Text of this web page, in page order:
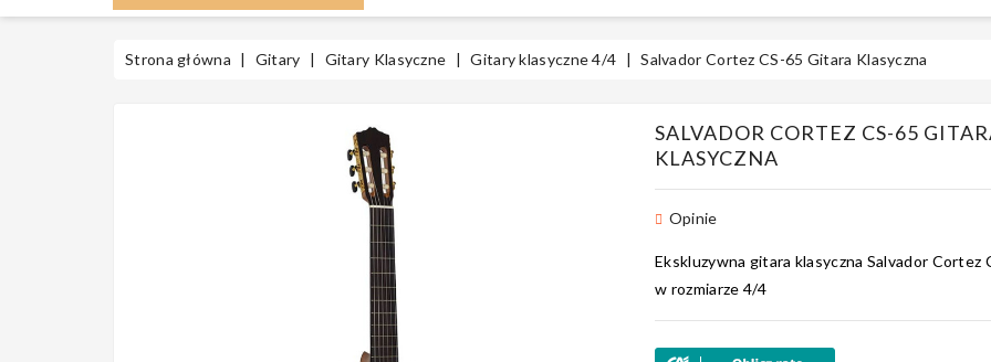
Strona główna Gitary Gitary Klasyczne Gitary klasyczne 4/4 Salvador Cortez CS-65 Gitara Klasyczna
SALVADOR CORTEZ CS-65
KLASYCZNA
Opinie
Ekskluzywna gitara klasyczna Salvador Cortez
w rozmiarze 4/4